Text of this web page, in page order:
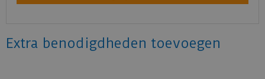
Extra benodigdheden toevoegen